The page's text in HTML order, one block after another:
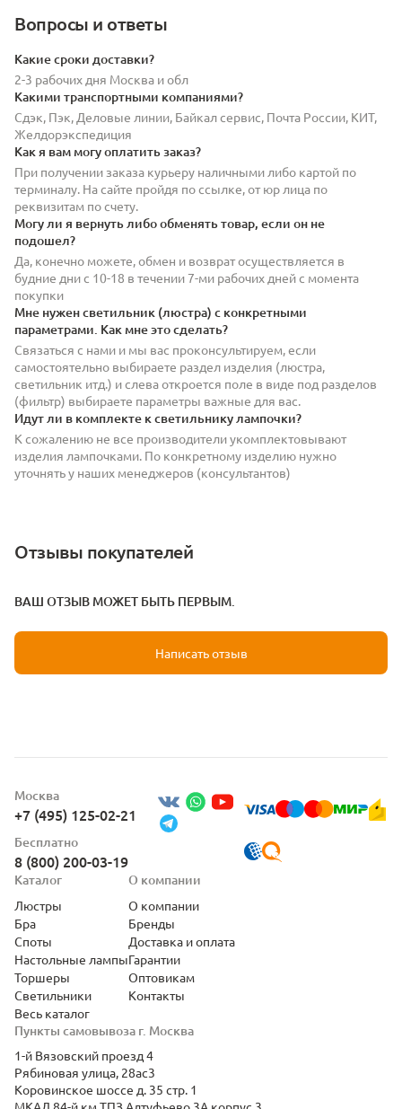
Вопросы и ответы
Какие сроки доставки?
2-3 рабочих дня Москва и обл
Какими транспортными компаниями?
Сдэк, Пэк, Деловые линии, Байкал сервис, Почта России, КИТ,
Желдорэкспедиция
Как я вам могу оплатить заказ?
При получении заказа курьеру наличными либо картой по
терминалу. На сайте пройдя по ссылке, от юр лица по
реквизитам по счету.
Могу ли я вернуть либо обменять товар, если он не
подошел?
Да, конечно можете, обмен и возврат осуществляется в
будние дни с 10-18 в течении 7-ми рабочих дней с момента
покупки
Мне нужен светильник (люстра) с конкретными
параметрами. Как мне это сделать?
Связаться с нами и мы вас проконсультируем, если
самостоятельно выбираете раздел изделия (люстра,
светильник итд.) и слева откроется поле в виде под разделов
(фильтр) выбираете параметры важные для вас.
Идут ли в комплекте к светильнику лампочки?
К сожалению не все производители укомплектовывают
изделия лампочками. По конкретному изделию нужно
уточнять у наших менеджеров (консультантов)
Отзывы покупателей
ВАШ ОТЗЫВ МОЖЕТ БЫТЬ ПЕРВЫМ.
Написать отзыв
Москва
+7 (495) 125-02-21
Бесплатно
8 (800) 200-03-19
Пункты самовывоза г. Москва
1-й Вязовский проезд 4
Рябиновая улица, 28ас3
Коровинское шоссе д. 35 стр. 1
Каталог
Люстры
Бра
Споты
Настольные лампы
Торшеры
Светильники
Весь каталог
О компании
О компании
Бренды
Доставка и оплата
Гарантии
Оптовикам
Контакты